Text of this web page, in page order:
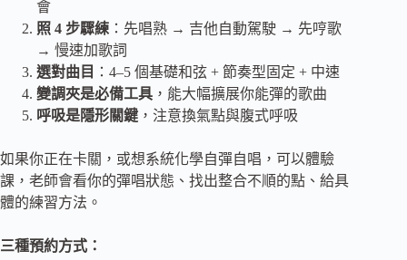
會
照 4 步驟練 ：先唱熟 → 吉他自動駕駛 → 先哼歌
→ 慢速加歌詞
選對曲目 ：4–5 個基礎和弦 + 節奏型固定 + 中速
變調夾是必備工具 ，能大幅擴展你能彈的歌曲
呼吸是隱形關鍵 ，注意換氣點與腹式呼吸
如果你正在卡關，或想系統化學自彈自唱，可以體驗
課，老師會看你的彈唱狀態、找出整合不順的點、給具
體的練習方法。
三種預約方式：